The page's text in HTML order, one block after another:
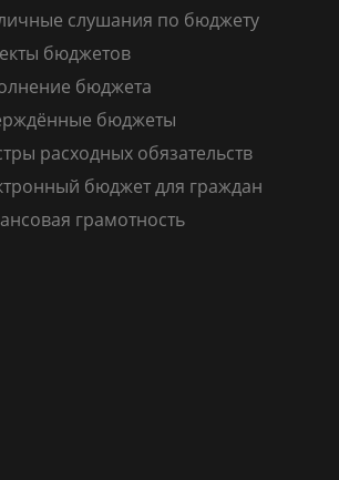
слушания по бюджету
бюджетов
бюджета
бюджеты
расходных обязательств
бюджет для граждан
грамотность